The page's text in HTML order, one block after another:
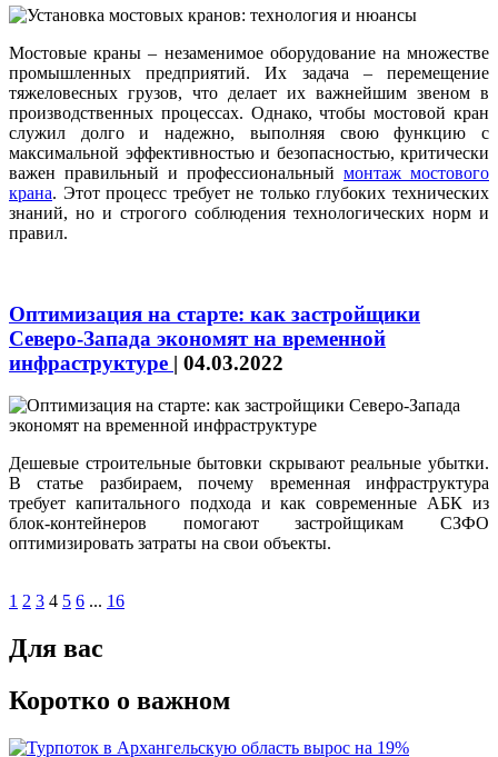
Мостовые краны – незаменимое оборудование на множестве
промышленных предприятий. Их задача – перемещение
тяжеловесных грузов, что делает их важнейшим звеном в
производственных процессах. Однако, чтобы мостовой кран
служил долго и надежно, выполняя свою функцию с
максимальной эффективностью и безопасностью, критически
важен правильный и профессиональный монтаж мостового
крана. Этот процесс требует не только глубоких технических
знаний, но и строгого соблюдения технологических норм и
правил.
Оптимизация на старте: как застройщики
Северо-Запада экономят на временной
инфраструктуре | 04.03.2022
Дешевые строительные бытовки скрывают реальные убытки.
В статье разбираем, почему временная инфраструктура
требует капитального подхода и как современные АБК из
блок-контейнеров помогают застройщикам СЗФО
оптимизировать затраты на свои объекты.
1 2 3 4 5 6 ... 16
Для вас
Коротко о важном